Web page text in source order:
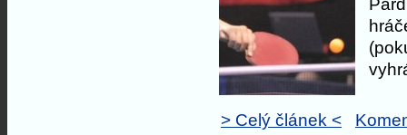
> Celý článek <